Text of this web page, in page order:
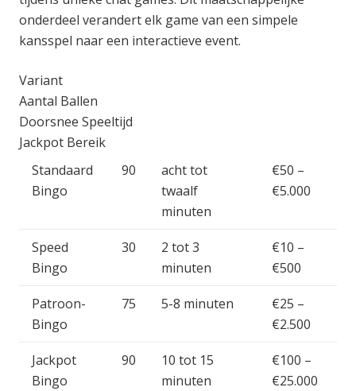
onderdeel verandert elk game van een simpele
kansspel naar een interactieve event.
Variant
Aantal Ballen
Doorsnee Speeltijd
Jackpot Bereik
Standaard
Bingo
90
acht tot
twaalf
minuten
€50 –
€5.000
Speed
Bingo
30
2 tot 3
minuten
€10 –
€500
Patroon-
Bingo
75 5-8 minuten
€25 –
€2.500
Jackpot
Bingo
90
10 tot 15
minuten
€100 –
€25.000